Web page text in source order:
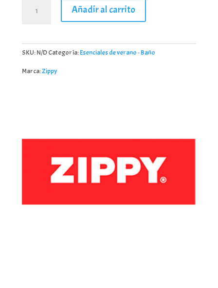
Minnie
niña
Añadir al carrito
SKU:N/DCategoría:Esenciales de verano - Baño
Marca:Zippy